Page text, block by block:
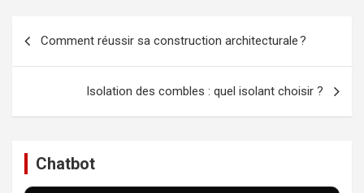
Comment réussir sa construction architecturale ?
Isolation des combles : quel isolant choisir ?
Chatbot